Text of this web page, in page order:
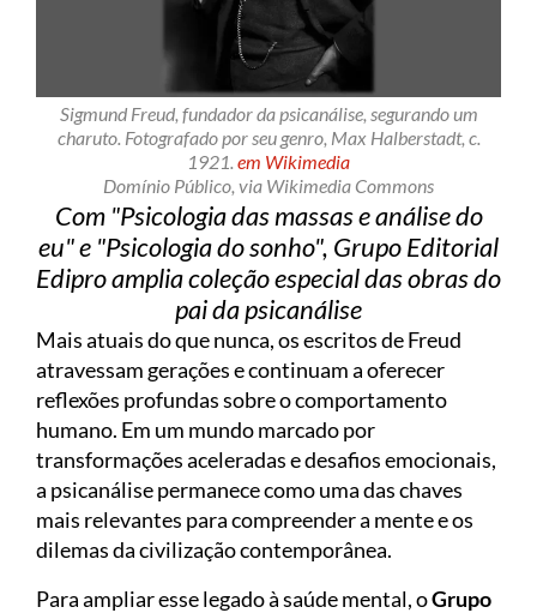
Sigmund Freud, fundador da psicanálise, segurando um
charuto. Fotografado por seu genro, Max Halberstadt, c.
1921. em Wikimedia
Domínio Público, via Wikimedia Commons
Com "Psicologia das massas e análise do
eu" e "Psicologia do sonho", Grupo Editorial
Edipro amplia coleção especial das obras do
pai da psicanálise
Mais atuais do que nunca, os escritos de Freud
atravessam gerações e continuam a oferecer
reflexões profundas sobre o comportamento
humano. Em um mundo marcado por
transformações aceleradas e desafios emocionais,
a psicanálise permanece como uma das chaves
mais relevantes para compreender a mente e os
dilemas da civilização contemporânea.
Para ampliar esse legado à saúde mental, oGrupo